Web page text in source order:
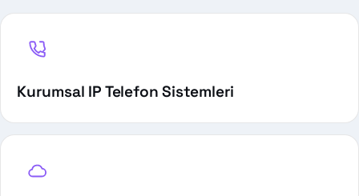
Kurumsal IP Telefon Sistemleri